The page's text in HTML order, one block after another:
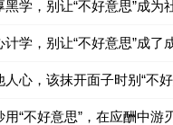
学，别让“不好意思”成为
学，别让“不好意思”成了
心，该抹开面子时别“不
“不好意思”，在应酬中游